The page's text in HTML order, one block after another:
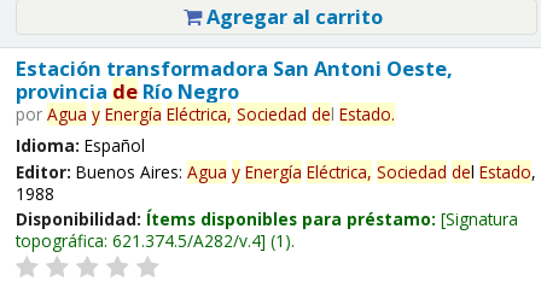
Agregar al carrito
Estación transformadora San Antoni Oeste,
provincia deRío Negro
por Agua y Energía Eléctrica, Sociedad del Estado.
Idioma: Español
Editor: Buenos Aires: Agua y Energía Eléctrica, Sociedad del Estado,
1988
Disponibilidad: Ítems disponibles para préstamo: Signatura
topográfica: 621.374.5/A282/v.4 (1).